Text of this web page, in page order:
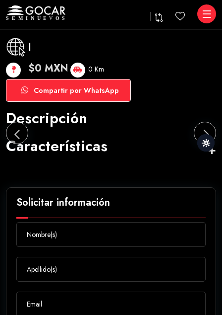
|
$0 MXN 0 Km
Compartir por WhatsApp
Descripción
Características
Solicitar información